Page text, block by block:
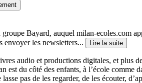
Bayard, auquel milan-ecoles.com
envoyer les newsletters...
Lire la suite
audio et productions digitales, et plus
est du côté des enfants, à l’école
pas de les regarder, de les écouter,